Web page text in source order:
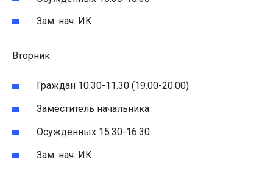
Зам. нач. ИК.
Вторник
Граждан 10.30-11.30 (19.00-20.00)
Заместитель начальника
Осужденных 15.30-16.30
Зам. нач. ИК